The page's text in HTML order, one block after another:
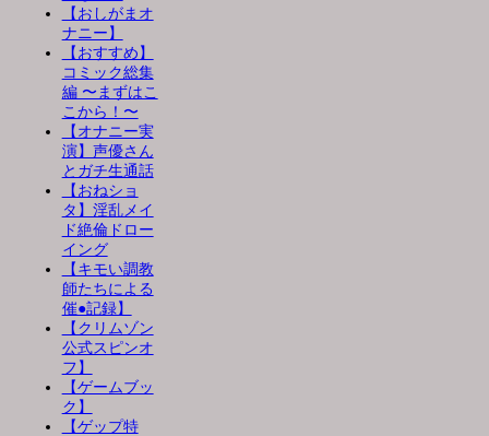
【おしがまオ
ナニー】
【おすすめ】
コミック総集
編 〜まずはこ
こから！〜
【オナニー実
演】声優さん
とガチ生通話
【おねショ
タ】淫乱メイ
ド絶倫ドロー
イング
【キモい調教
師たちによる
催●記録】
【クリムゾン
公式スピンオ
フ】
【ゲームブッ
ク】
【ゲップ特